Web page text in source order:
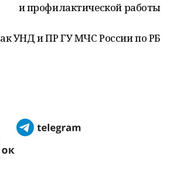
и профилактической работы
УНД и ПР ГУ МЧС России по РБ